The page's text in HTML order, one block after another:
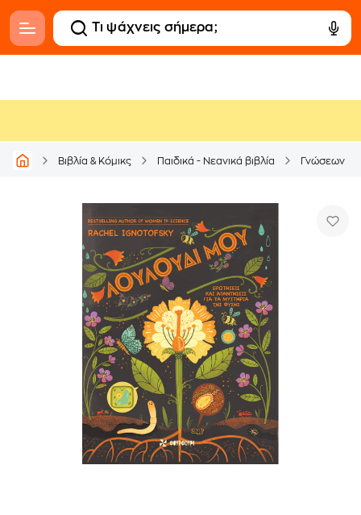
Βιβλία & Κόμικς Παιδικά - Νεανικά βιβλία Γνώσεων